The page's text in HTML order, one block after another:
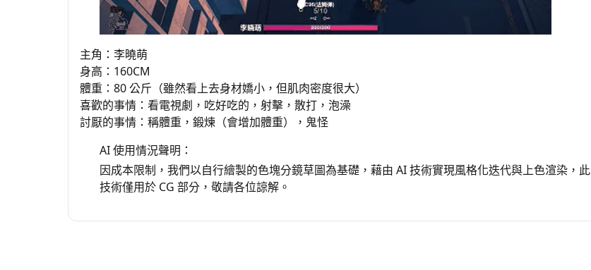
主角：李曉萌
身高：160CM
體重：80 公斤（雖然看上去身材嬌小，但肌肉密度很大）
喜歡的事情：看電視劇，吃好吃的，射擊，散打，泡澡
討厭的事情：稱體重，鍛煉（會增加體重），鬼怪
AI 使用情況聲明：
因成本限制，我們以自行繪製的色塊分鏡草圖為基礎，藉由 AI 技術實現風格化迭代與上色渲染，此
技術僅用於 CG 部分，敬請各位諒解。